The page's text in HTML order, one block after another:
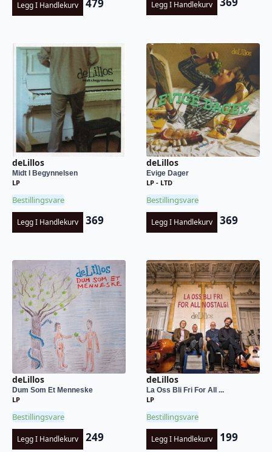
Legg I Handlekurv 479 Legg I Handlekurv
deLillos
Midt I Begynnelsen
LP
Bestillingsvare
Legg I Handlekurv 369
deLillos
Evige Dager
LP - LTD
Bestillingsvare
Legg I Handlekurv 369
deLillos
Dum Som Et Menneske
LP
Bestillingsvare
Legg I Handlekurv 249
deLillos
La Oss Bli Fri For All ...
LP
Bestillingsvare
Legg I Handlekurv 199